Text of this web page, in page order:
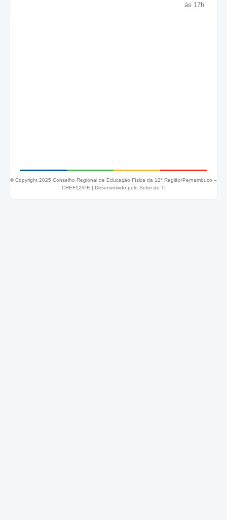
às 17h
© Copyright 2025 Conselho Regional de Educação Física da 12ª Região/Pernambuco –
CREF12/PE |
Desenvolvido pelo Setor de TI